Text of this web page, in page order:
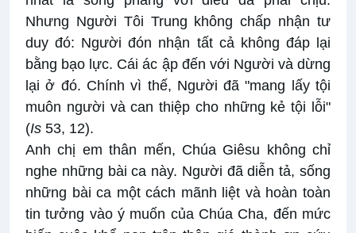
Nhưng Người Tôi Trung không chấp nhận tư
duy đó: Người đón nhận tất cả không đáp lại
bằng bạo lực. Cái ác ập đến với Người và dừng
lại ở đó. Chính vì thế, Người đã "mang lấy tội
muôn người và can thiệp cho những kẻ tội lỗi"
(Is 53, 12).
Anh chị em thân mến, Chúa Giêsu không chỉ
nghe những bài ca này. Người đã diễn tả, sống
những bài ca một cách mãnh liệt và hoàn toàn
tin tưởng vào ý muốn của Chúa Cha, đến mức